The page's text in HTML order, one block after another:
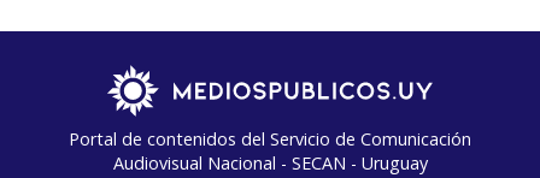
Portal de contenidos del Servicio de Comunicación
Audiovisual Nacional - SECAN - Uruguay